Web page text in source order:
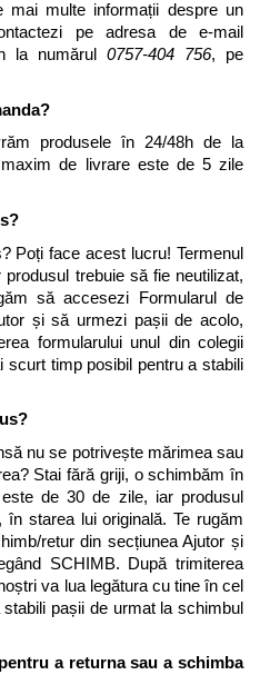
multe informații despre un
la numărul 0757-404 756
produsele în 24/48h de la
maxim de livrare este de 5 zile
Poți face acest lucru! Termenul
trebuie să fie neutilizat,
să accesezi Formularul de
și să urmezi pașii de acolo,
formularului unul din colegii
timp posibil pentru a stabili
nu se potrivește mărimea sau
Stai fără griji, o schimbăm în
de 30 de zile, iar produsul
în starea lui originală. Te rugăm
retur din secțiunea Ajutor și
SCHIMB. După trimiterea
va lua legătura cu tine în cel
pașii de urmat la schimbul
a returna sau a schimba